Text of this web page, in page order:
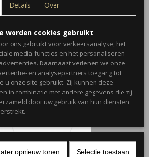
Details Over
worden cookies gebruikt
ons gebruikt voor verkeersanalyse, het
media-functies en het personaliseren
Daarnaast verlenen we onze
en analysepartners toegang tot
u onze site gebruikt. Zij kunnen deze
in combinatie met andere gegevens die zij
door uw gebruik van hun diensten
opnieuw tonen Selectie toestaan